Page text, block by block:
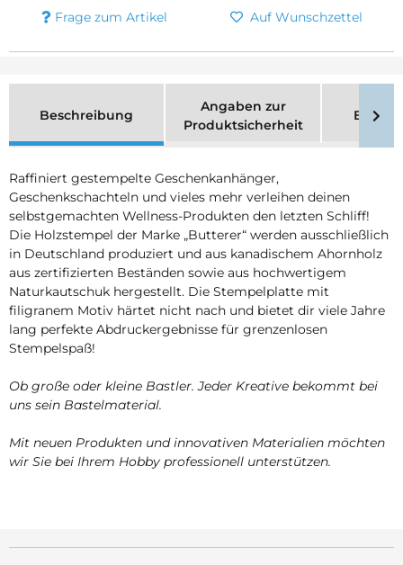
Frage zum Artikel Auf Wunschzettel
Beschreibung
Angaben zur
Produktsicherheit
Raffiniert gestempelte Geschenkanhänger,
Geschenkschachteln und vieles mehr verleihen deinen
selbstgemachten Wellness-Produkten den letzten Schliff!
Die Holzstempel der Marke „Butterer“ werden ausschließlich
in Deutschland produziert und aus kanadischem Ahornholz
aus zertifizierten Beständen sowie aus hochwertigem
Naturkautschuk hergestellt. Die Stempelplatte mit
filigranem Motiv härtet nicht nach und bietet dir viele Jahre
lang perfekte Abdruckergebnisse für grenzenlosen
Stempelspaß!
Ob große oder kleine Bastler. Jeder Kreative bekommt bei
uns sein Bastelmaterial.
Mit neuen Produkten und innovativen Materialien möchten
wir Sie bei Ihrem Hobby professionell unterstützen.